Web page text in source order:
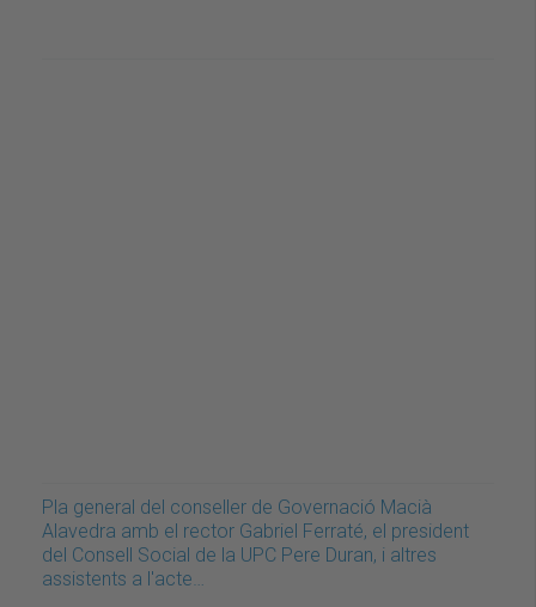
Pla general del conseller de Governació Macià
Alavedra amb el rector Gabriel Ferraté, el president
del Consell Social de la UPC Pere Duran, i altres
assistents a l'acte…